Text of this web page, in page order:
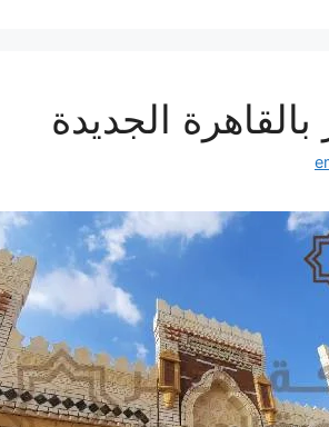
بالقاهرة الجديدة